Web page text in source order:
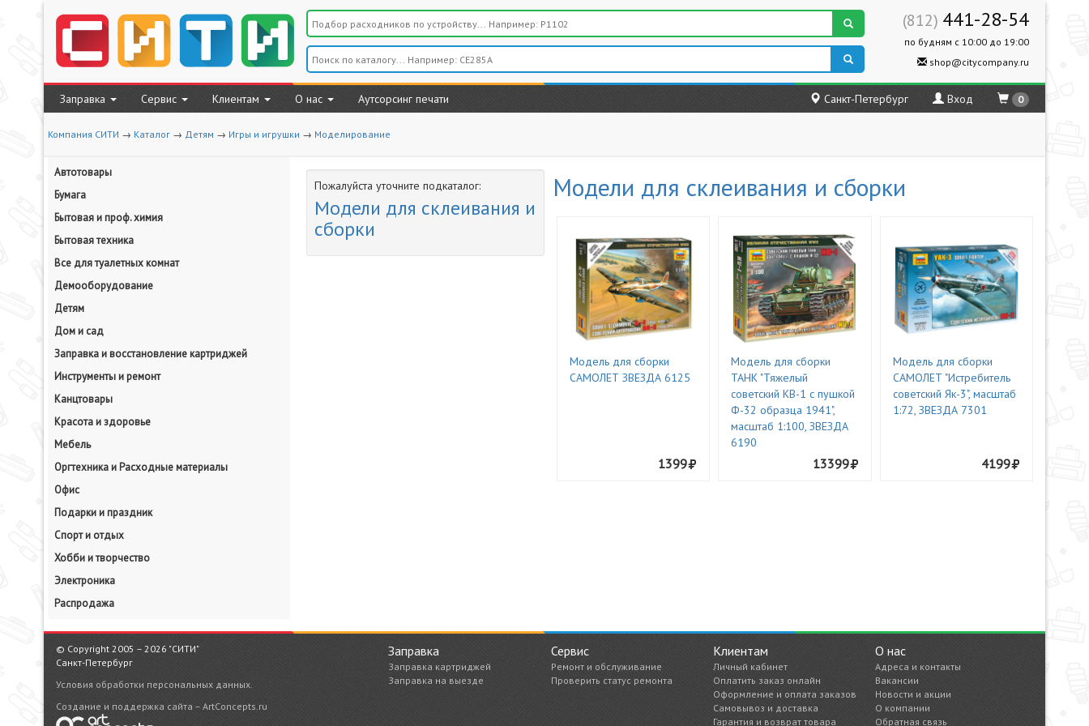
(812) 441-28-54
по будням с 10:00 до 19:00
shop@citycompany.ru
Заправка Сервис Клиентам О нас Аутсорсинг печати Санкт-Петербург Вход 0
Компания СИТИ → Каталог → Детям → Игры и игрушки → Моделирование
Автотовары
Бумага
Бытовая и проф. химия
Бытовая техника
Все для туалетных комнат
Демооборудование
Детям
Дом и сад
Заправка и восстановление картриджей
Инструменты и ремонт
Канцтовары
Красота и здоровье
Мебель
Оргтехника и Расходные материалы
Офис
Подарки и праздник
Спорт и отдых
Хобби и творчество
Электроника
Распродажа
Пожалуйста уточните подкаталог:
Модели для склеивания и
сборки
Модели для склеивания и сборки
Модель для сборки
САМОЛЕТ ЗВЕЗДА 6125
1399
Модель для сборки
ТАНК "Тяжелый
советский КВ-1 с пушкой
Ф-32 образца 1941",
масштаб 1:100, ЗВЕЗДА
6190
13399
Модель для сборки
САМОЛЕТ "Истребитель
советский Як-3", масштаб
1:72, ЗВЕЗДА 7301
4199
Заправка
Заправка картриджей
Заправка на выезде
Сервис
Ремонт и обслуживание
Проверить статус ремонта
Клиентам
Личный кабинет
Оплатить заказ онлайн
Оформление и оплата заказов
Самовывоз и доставка
Гарантия и возврат товара
О нас
Адреса и контакты
Вакансии
Новости и акции
О компании
Обратная связь
© Copyright 2005 – 2026 "СИТИ"
Санкт-Петербург
Условия обработки персональных данных.
Создание и поддержка сайта – ArtConcepts.ru